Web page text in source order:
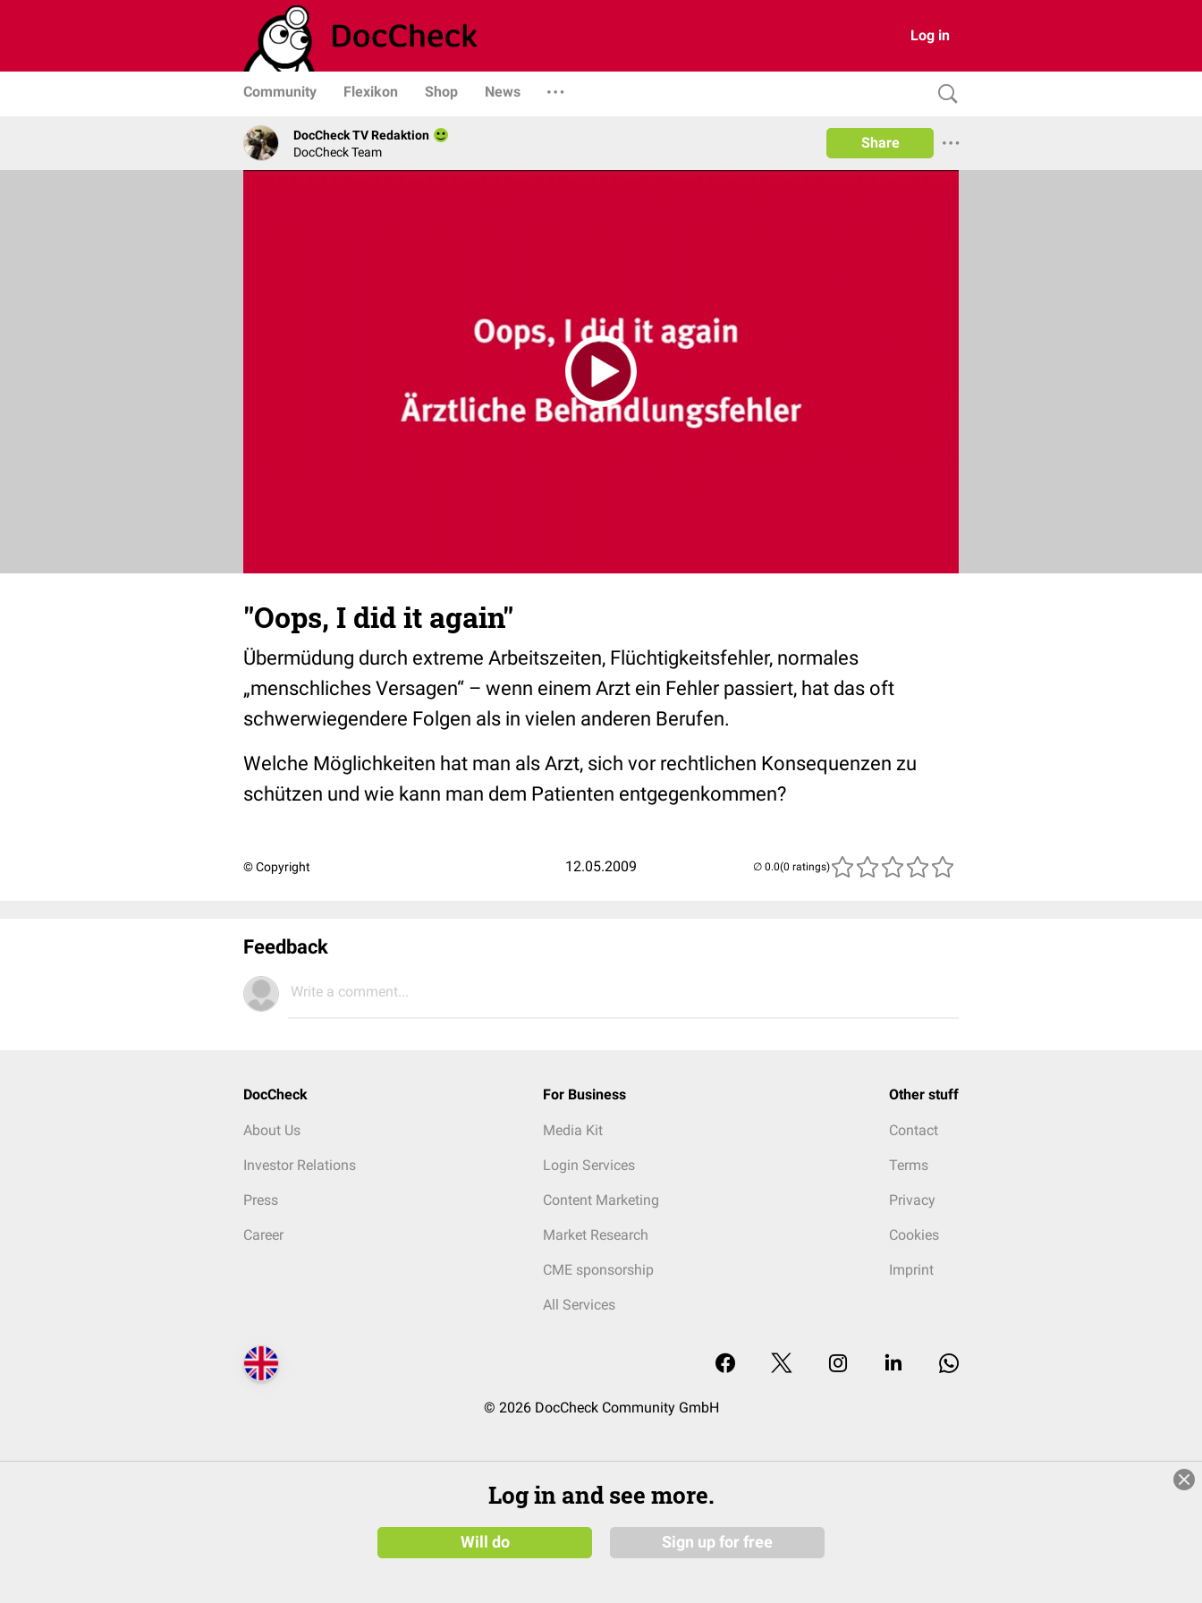
Log in
Community Flexikon Shop News
DocCheck TV Redaktion
DocCheck Team
Share
"Oops, I did it again"
Übermüdung durch extreme Arbeitszeiten, Flüchtigkeitsfehler, normales
„menschliches Versagen“ – wenn einem Arzt ein Fehler passiert, hat das oft
schwerwiegendere Folgen als in vielen anderen Berufen.
Welche Möglichkeiten hat man als Arzt, sich vor rechtlichen Konsequenzen zu
schützen und wie kann man dem Patienten entgegenkommen?
© Copyright 12.05.2009 (0 ratings)
Feedback
Write a comment...
DocCheck
About Us
Investor Relations
Press
Career
For Business
Media Kit
Login Services
Content Marketing
Market Research
CME sponsorship
All Services
Other stuff
Contact
Terms
Privacy
Cookies
Imprint
© 2026 DocCheck Community GmbH
Log in and see more.
Will do Sign up for free